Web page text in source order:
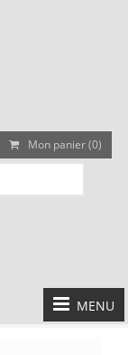
Mon panier (0)
MENU